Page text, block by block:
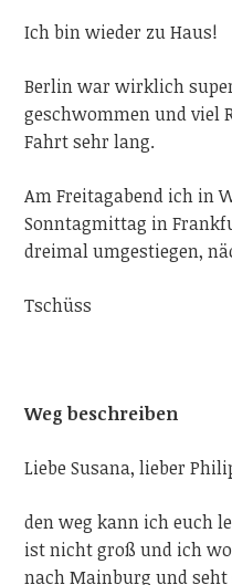
Ich bin wieder zu Haus!
Berlin war wirklich
geschwommen und viel
Fahrt sehr lang.
Am Freitagabend ich in
Sonntagmittag in
dreimal umgestiegen,
Tschüss
Weg beschreiben
Liebe Susana, lieber
denweg kann ich euch
ist nicht groß und ich
nach Mainburg und